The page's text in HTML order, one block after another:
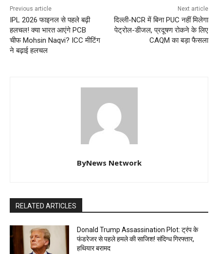
Previous article
IPL 2026 फाइनल से पहले बढ़ी
हलचल! क्या भारत आएंगे PCB
चीफ Mohsin Naqvi? ICC मीटिंग
ने बढ़ाई हलचल
Next article
दिल्ली-NCR में बिना PUC नहीं मिलेगा
पेट्रोल-डीजल, प्रदूषण रोकने के लिए
CAQM का बड़ा फैसला
ByNews Network
RELATED ARTICLES
Donald Trump Assassination Plot: ट्रंप के
फंडरेजर से पहले हमले की साजिश! संदिग्ध गिरफ्तार,
हथियार बरामद